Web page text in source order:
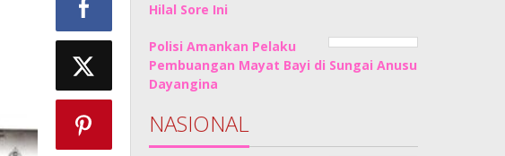
Hilal Sore Ini
Polisi Amankan Pelaku
Pembuangan Mayat Bayi di Sungai Anusu
Dayangina
NASIONAL